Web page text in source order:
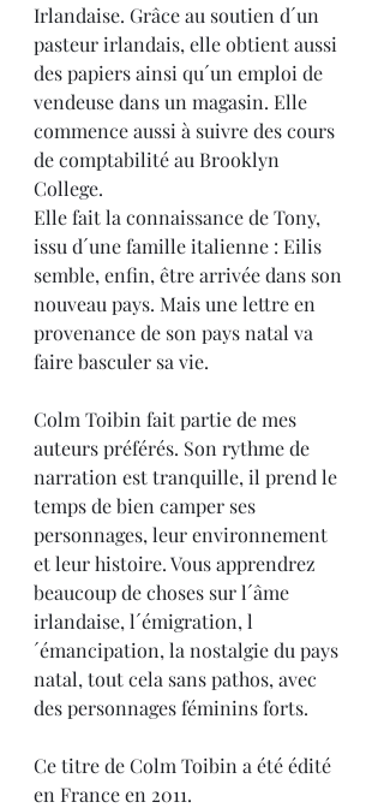
Irlandaise. Grâce au soutien d´un
pasteur irlandais, elle obtient aussi
des papiers ainsi qu´un emploi de
vendeuse dans un magasin. Elle
commence aussi à suivre des cours
de comptabilité au Brooklyn
College.
Elle fait la connaissance de Tony,
issu d´une famille italienne : Eilis
semble, enfin, être arrivée dans son
nouveau pays. Mais une lettre en
provenance de son pays natal va
faire basculer sa vie.
Colm Toibin fait partie de mes
auteurs préférés. Son rythme de
narration est tranquille, il prend le
temps de bien camper ses
personnages, leur environnement
et leur histoire. Vous apprendrez
beaucoup de choses sur l´âme
irlandaise, l´émigration, l
´émancipation, la nostalgie du pays
natal, tout cela sans pathos, avec
des personnages féminins forts.
Ce titre de Colm Toibin a été édité
en France en 2011.